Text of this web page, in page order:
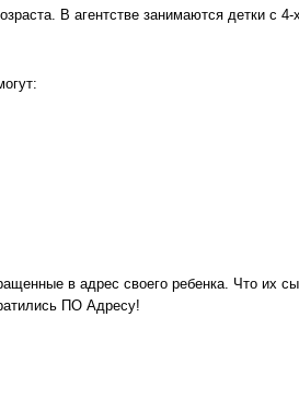
В агентстве занимаются детки с 4-
в адрес своего ребенка. Что их
ПО Адресу!